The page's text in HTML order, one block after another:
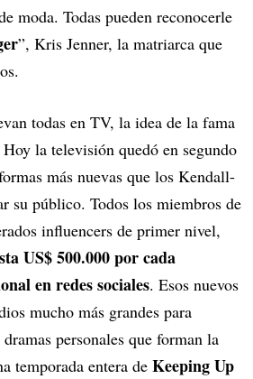
moda. Todas pueden reconocerle
”, Kris Jenner, la matriarca que
todas en TV, la idea de la fama
la televisión quedó en segundo
más nuevas que los Kendall-
su público. Todos los miembros de
influencers de primer nivel,
US$ 500.000 por cada
en redes sociales. Esos nuevos
mucho más grandes para
personales que forman la
temporada entera de Keeping Up